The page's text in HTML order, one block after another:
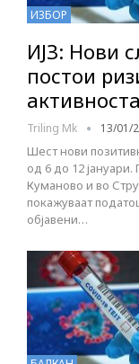
ИЗБОР
ИЈЗ: Нови
постои
Triling Mk 13/01/
Шест нови
од 6 до 12 јануари.
Куманово и во
покажуваат
објавени…